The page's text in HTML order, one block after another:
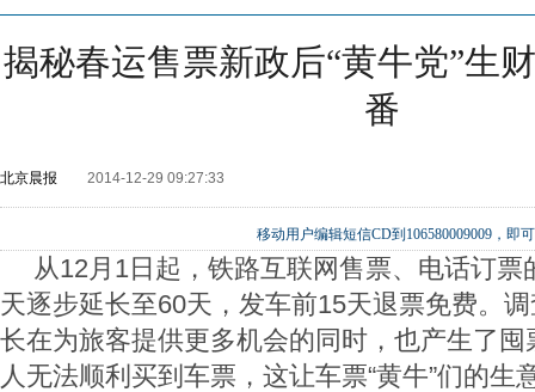
揭秘春运售票新政后“黄牛党”生
番
北京晨报 2014-12-29 09:27:33
移动用户编辑短信CD到106580009009，即
从12月1日起，铁路互联网售票、电话订票
天逐步延长至60天，发车前15天退票免费。
长在为旅客提供更多机会的同时，也产生了
人无法顺利买到车票，这让车票“黄牛”们的生